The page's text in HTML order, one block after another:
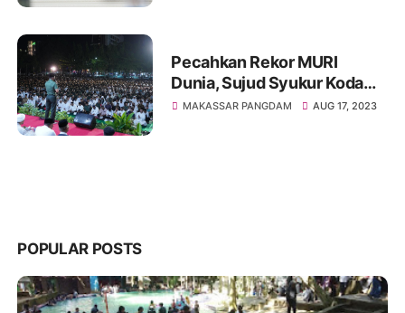
Pecahkan Rekor MURI
Dunia, Sujud Syukur Kodam
XIV/Hsn Peserta 77.178
MAKASSAR PANGDAM AUG 17, 2023
POPULAR POSTS